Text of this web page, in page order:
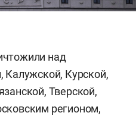
над
Калужской, Курской,
Тверской,
регионом,